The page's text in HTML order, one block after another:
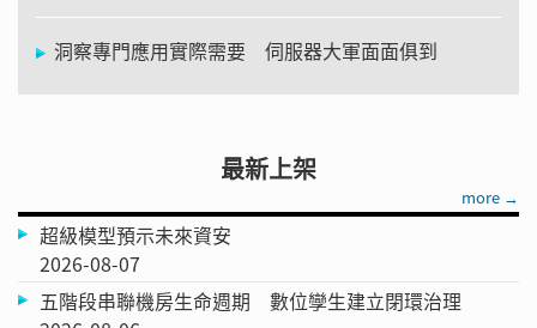
洞察專門應用實際需要 伺服器大軍面面俱到
最新上架
more →
超級模型預示未來資安
2026-08-07
五階段串聯機房生命週期 數位孿生建立閉環治理